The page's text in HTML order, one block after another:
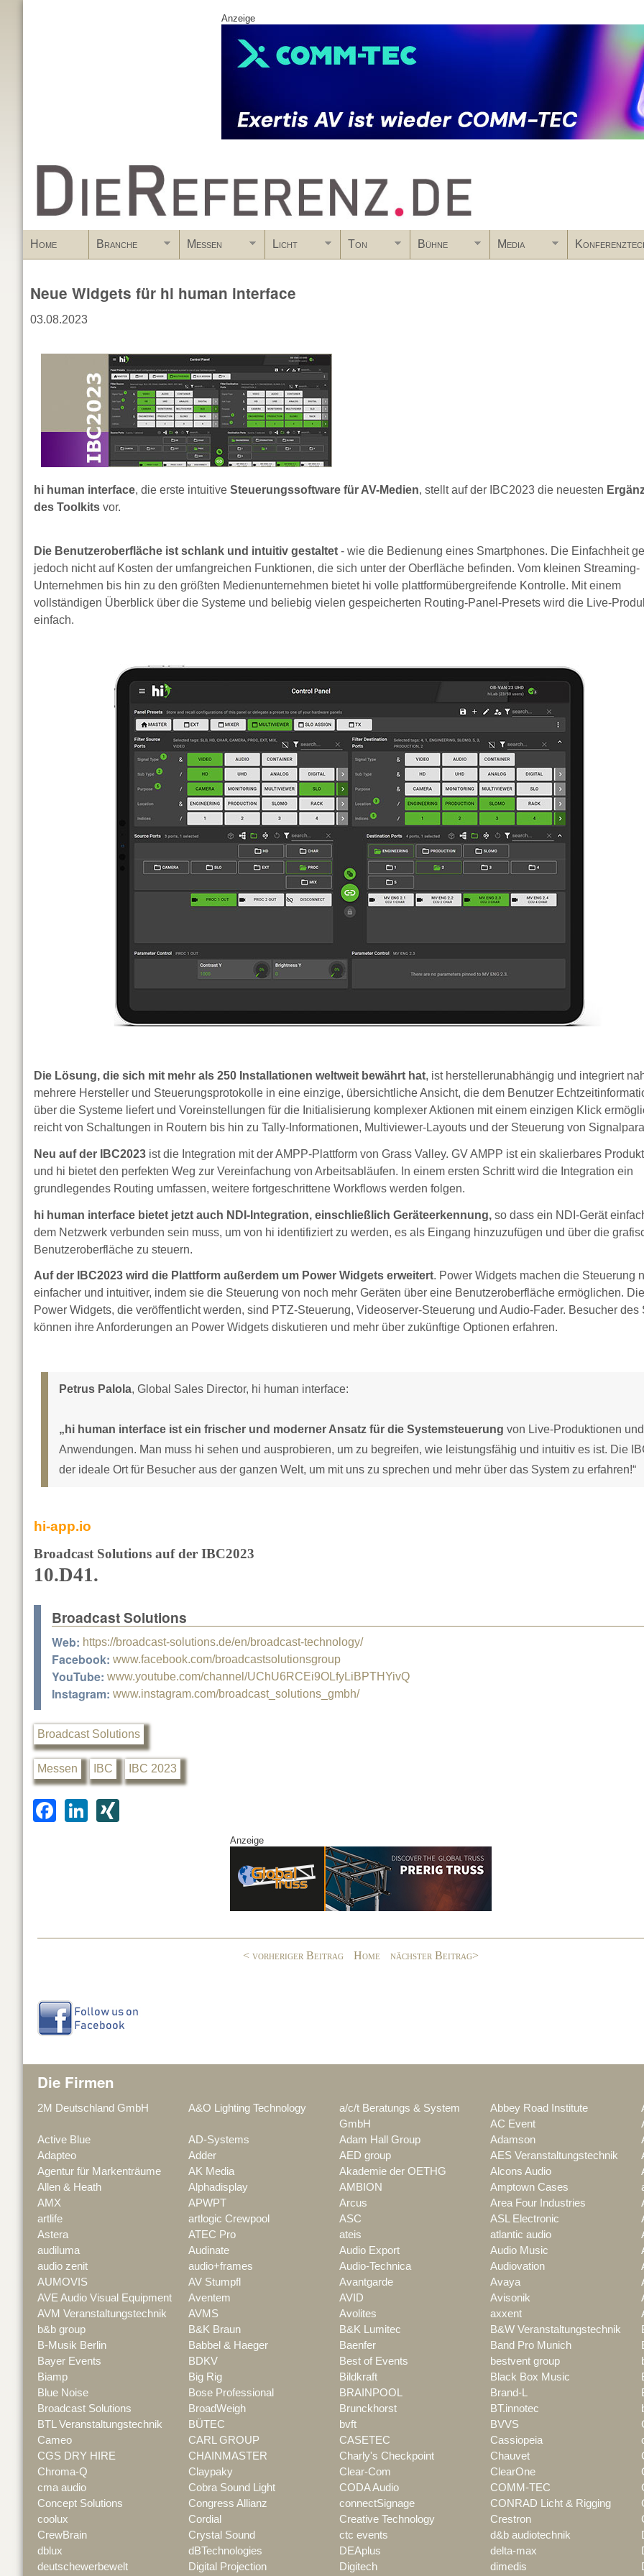
Anzeige
www.DieReferenz.de
Home Branche Messen Licht Ton Bühne Media
Neue Widgets für hi human interface
03.08.2023
hi human interface, die erste intuitive Steuerungssoftware für AV-Medien, stellt auf der IBC2023 die neuesten
des Toolkits vor.
Die Benutzeroberfläche ist schlank und intuitiv gestaltet - wie die Bedienung eines Smartphones. Die Einfachheit
jedoch nicht auf Kosten der umfangreichen Funktionen, die sich unter der Oberfläche befinden. Vom kleinen Streaming-
Unternehmen bis hin zu den größten Medienunternehmen bietet hi volle plattformübergreifende Kontrolle. Mit einem
vollständigen Überblick über die Systeme und beliebig vielen gespeicherten Routing-Panel-Presets wird die Live-
einfach.
Die Lösung, die sich mit mehr als 250 Installationen weltweit bewährt hat, ist herstellerunabhängig und integriert
mehrere Hersteller und Steuerungsprotokolle in eine einzige, übersichtliche Ansicht, die dem Benutzer
über die Systeme liefert und Voreinstellungen für die Initialisierung komplexer Aktionen mit einem einzigen Klick
reicht von Schaltungen in Routern bis hin zu Tally-Informationen, Multiviewer-Layouts und der Steuerung von
Neu auf der IBC2023 ist die Integration mit der AMPP-Plattform von Grass Valley. GV AMPP ist ein skalierbares
und hi bietet den perfekten Weg zur Vereinfachung von Arbeitsabläufen. In einem ersten Schritt wird die Integration ein
grundlegendes Routing umfassen, weitere fortgeschrittene Workflows werden folgen.
hi human interface bietet jetzt auch NDI-Integration, einschließlich Geräteerkennung, so dass ein NDI-Gerät
dem Netzwerk verbunden sein muss, um von hi identifiziert zu werden, es als Eingang hinzuzufügen und über die
Benutzeroberfläche zu steuern.
Auf der IBC2023 wird die Plattform außerdem um Power Widgets erweitert. Power Widgets machen die Steuerung
einfacher und intuitiver, indem sie die Steuerung von noch mehr Geräten über eine Benutzeroberfläche ermöglichen.
Power Widgets, die veröffentlicht werden, sind PTZ-Steuerung, Videoserver-Steuerung und Audio-Fader. Besucher des
können ihre Anforderungen an Power Widgets diskutieren und mehr über zukünftige Optionen erfahren.
Petrus Palola, Global Sales Director, hi human interface:
„hi human interface ist ein frischer und moderner Ansatz für die Systemsteuerung von Live-Produktionen
Anwendungen. Man muss hi sehen und ausprobieren, um zu begreifen, wie leistungsfähig und intuitiv es ist. Die
der ideale Ort für Besucher aus der ganzen Welt, um mit uns zu sprechen und mehr über das System zu erfahren!“
hi-app.io
Broadcast Solutions auf der IBC2023
10.D41.
Broadcast Solutions
Web: https://broadcast-solutions.de/en/broadcast-technology/
Facebook: www.facebook.com/broadcastsolutionsgroup
YouTube: www.youtube.com/channel/UChU6RCEi9OLfyLiBPTHYivQ
Instagram: www.instagram.com/broadcast_solutions_gmbh/
Broadcast Solutions
Messen IBC IBC 2023
F
o
Li
Anzeige
< vorheriger Beitrag Home nächster Beitrag>
Die Firmen
2M Deutschland GmbH A&O Lighting Technology
a/c/t Beratungs & System
GmbH
Abbey Road Institute
AC Event
Active Blue
AD-Systems Adam Hall Group Adamson
Adapteo
Adder AED group AES Veranstaltungstechnik
Agentur für Markenträume
AK Media Akademie der OETHG Alcons Audio
Allen & Heath
Alphadisplay AMBION Amptown Cases
AMX
APWPT Arcus Area Four Industries
artlife
artlogic Crewpool ASC ASL Electronic
Astera
ATEC Pro ateis atlantic audio
audiluma
Audinate Audio Export Audio Music
audio zenit
audio+frames Audio-Technica Audiovation
AUMOVIS
AV Stumpfl Avantgarde Avaya
AVE Audio Visual Equipment
Aventem AVID Avisonik
AVM Veranstaltungstechnik
AVMS Avolites axxent
b&b group
B&K Braun B&K Lumitec B&W Veranstaltungstechnik
B-Musik Berlin
Babbel & Haeger Baenfer Band Pro Munich
Bayer Events
BDKV Best of Events bestvent group
Biamp
Big Rig Bildkraft Black Box Music
Blue Noise
Bose Professional BRAINPOOL Brand-L
Broadcast Solutions
BroadWeigh Brunckhorst BT.innotec
BTL Veranstaltungstechnik
BÜTEC bvft BVVS
Cameo
CARL GROUP CASETEC Cassiopeia
CGS DRY HIRE
CHAINMASTER Charly's Checkpoint Chauvet
Chroma-Q
Claypaky Clear-Com ClearOne
cma audio
Cobra Sound Light CODA Audio COMM-TEC
Concept Solutions
Congress Allianz connectSignage CONRAD Licht & Rigging
coolux
Cordial Creative Technology Crestron
CrewBrain
Crystal Sound ctc events d&b audiotechnik
dblux
dBTechnologies DEAplus delta-max
deutschewerbewelt
Digital Projection Digitech dimedis